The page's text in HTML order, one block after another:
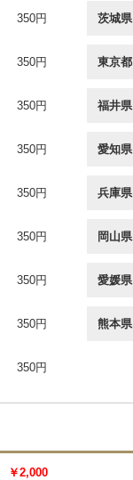
350円 茨城県
350円 東京都
350円 福井県
350円 愛知県
350円 兵庫県
350円 岡山県
350円 愛媛県
350円 熊本県
350円
￥2,000